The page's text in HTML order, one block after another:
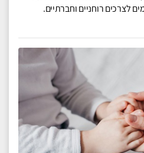
לצרכים רוחניים וחברתיים.